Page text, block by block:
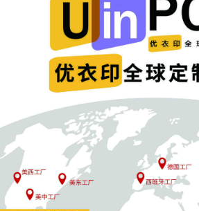
设置 -配送设置-一
下方看到FBM Ship+的注册按钮。